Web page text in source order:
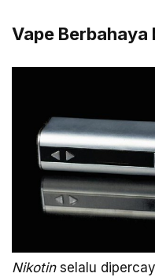
Vape Berbahaya
Nikotin selalu